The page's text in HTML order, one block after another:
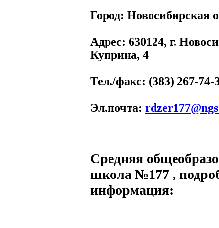
Город: Новосибирская
Адрес: 630124, г.
Куприна, 4
Тел./факс: (383) 267-74-
Эл.почта:
Средняя
школа №177 ,
информация: